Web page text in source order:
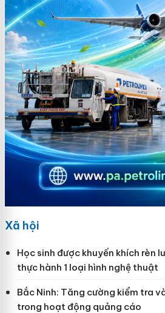
Xã hội
Học sinh được khuyến khích rèn
thực hành 1 loại hình nghệ thuật
Bắc Ninh: Tăng cường kiểm tra
trong hoạt động quảng cáo